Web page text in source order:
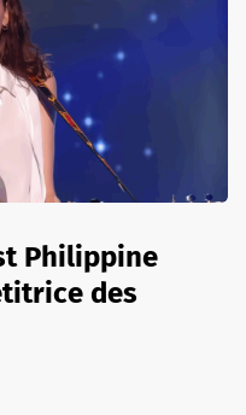
Philippine
des